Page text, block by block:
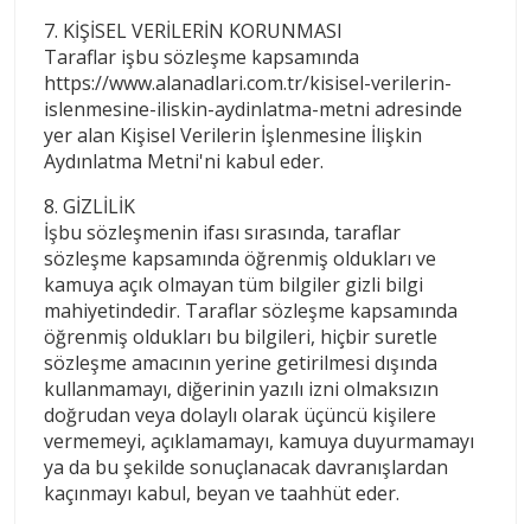
7. KİŞİSEL VERİLERİN KORUNMASI
Taraflar işbu sözleşme kapsamında
https://www.alanadlari.com.tr/kisisel-verilerin-
islenmesine-iliskin-aydinlatma-metni adresinde
yer alan Kişisel Verilerin İşlenmesine İlişkin
Aydınlatma Metni'ni kabul eder.
8. GİZLİLİK
İşbu sözleşmenin ifası sırasında, taraflar
sözleşme kapsamında öğrenmiş oldukları ve
kamuya açık olmayan tüm bilgiler gizli bilgi
mahiyetindedir. Taraflar sözleşme kapsamında
öğrenmiş oldukları bu bilgileri, hiçbir suretle
sözleşme amacının yerine getirilmesi dışında
kullanmamayı, diğerinin yazılı izni olmaksızın
doğrudan veya dolaylı olarak üçüncü kişilere
vermemeyi, açıklamamayı, kamuya duyurmamayı
ya da bu şekilde sonuçlanacak davranışlardan
kaçınmayı kabul, beyan ve taahhüt eder.